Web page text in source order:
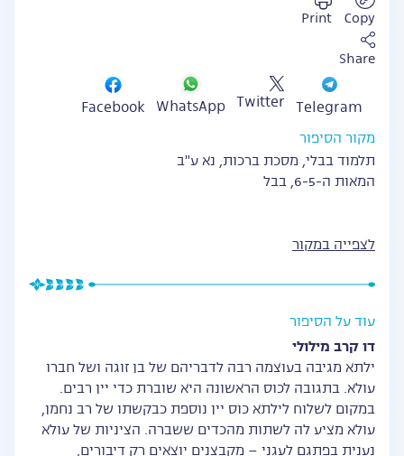
Copy
Print
Share
Telegram
Twitter
WhatsApp
Facebook
מקור הסיפור
תלמוד בבלי, מסכת ברכות, נא ע"ב
המאות ה-6-5, בבל
לצפייה במקור
עוד על הסיפור
דו קרב מילולי
ילתא מגיבה בעוצמה רבה לדבריהם של בן זוגה ושל חברו
עולא. בתגובה לכוס הראשונה היא שוברת כדי יין רבים.
במקום לשלוח לילתא כוס יין נוספת כבקשתו של רב נחמן,
עולא מציע לה לשתות מהכדים ששברה. הציניות של עולא
נענית בפתגם לעגני – מקבצנים יוצאים רק דיבורים,